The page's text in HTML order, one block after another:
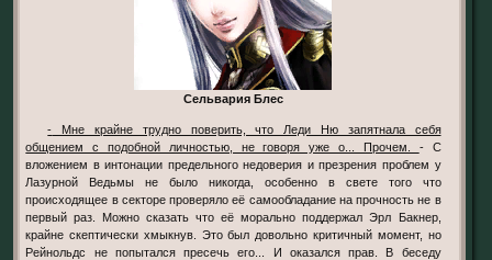
Сельвария Блес
- Мне крайне трудно поверить, что Леди Ню запятнала себя
общением с подобной личностью, не говоря уже о... Прочем. - С
вложением в интонации предельного недоверия и презрения проблем у
Лазурной Ведьмы не было никогда, особенно в свете того что
происходящее в секторе проверяло её самообладание на прочность не в
первый раз. Можно сказать что её морально поддержал Эрл Бакнер,
крайне скептически хмыкнув. Это был довольно критичный момент, но
Рейнольдс не попытался пресечь его... И оказался прав. В беседу